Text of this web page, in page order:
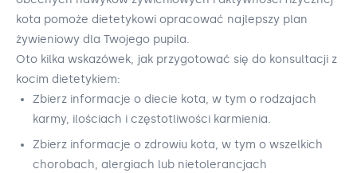
kota pomoże dietetykowi opracować najlepszy plan
żywieniowy dla Twojego pupila.
Oto kilka wskazówek, jak przygotować się do konsultacji z
kocim dietetykiem:
Zbierz informacje o diecie kota, w tym o rodzajach
karmy, ilościach i częstotliwości karmienia.
Zbierz informacje o zdrowiu kota, w tym o wszelkich
chorobach, alergiach lub nietolerancjach